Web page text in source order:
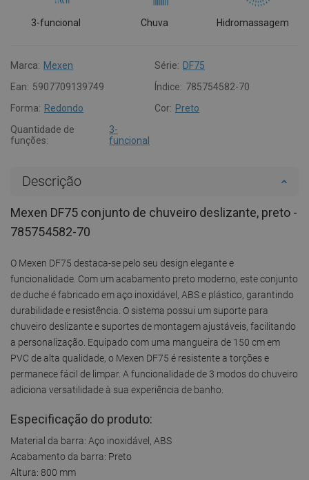
3-funcional Chuva Hidromassagem
Marca: Mexen Série: DF75
Ean: 5907709139749 Índice: 785754582-70
Forma: Redondo Cor: Preto
Quantidade de
funções:
3-
funcional
Descrição
Mexen DF75 conjunto de chuveiro deslizante, preto -
785754582-70
O Mexen DF75 destaca-se pelo seu design elegante e
funcionalidade. Com um acabamento preto moderno, este conjunto
de duche é fabricado em aço inoxidável, ABS e plástico, garantindo
durabilidade e resistência. O sistema possui um suporte para
chuveiro deslizante e suportes de montagem ajustáveis, facilitando
a personalização. Equipado com uma mangueira de 150 cm em
PVC de alta qualidade, o Mexen DF75 é resistente a torções e
permanece fácil de limpar. A funcionalidade de 3 modos do chuveiro
adiciona versatilidade à sua experiência de banho.
Especificação do produto:
Material da barra: Aço inoxidável, ABS
Acabamento da barra: Preto
Altura: 800 mm